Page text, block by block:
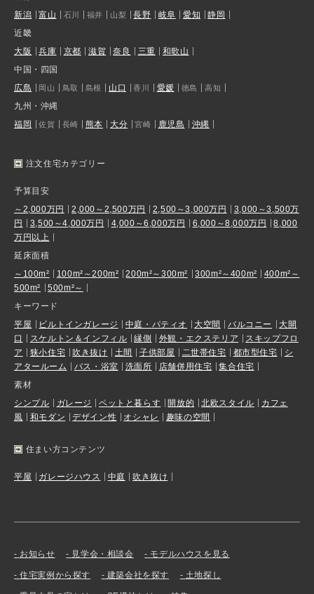
新潟
富山 石川 福井 山梨 長野 岐阜 愛知
静岡
近畿
大阪
兵庫 京都 滋賀 奈良 三重
和歌山
中国・四国
広島
岡山 鳥取 島根 山口 香川 愛媛 徳島 高知
九州・沖縄
福岡
佐賀 長崎 熊本 大分 宮崎 鹿児島 沖縄
注文住宅カテゴリー
予算目安
～2,000万円
2,000～2,500万円 2,500～3,000万円
3,000～3,500万
円
3,500～4,000万円 4,000～6,000万円 6,000～8,000万円
8,000
万円以上
延床面積
～100m²
100m²～200m² 200m²～300m² 300m²～400m²
400m²～
500m²
500m²～
キーワード
平屋
ビルトインガレージ 中庭・パティオ 大空間 バルコニー
大開
口
スケルトン＆インフィル 縁側 外観・エクステリア
スキップフロ
ア
狭小住宅 吹き抜け 土間 子供部屋 二世帯住宅 都市型住宅
シ
アタールーム
バス・浴室 洗面所 店舗併用住宅
集合住宅
素材
シンプル
ガレージ ペットと暮らす 開放的 北欧スタイル
カフェ
風
和モダン デザイン性 オシャレ 趣味の空間
住まい方コンテンツ
平屋 ガレージハウス 中庭 吹き抜け
お知らせ 見学会・相談会 モデルハウスを見る
住宅実例から探す 建築会社を探す 土地探し